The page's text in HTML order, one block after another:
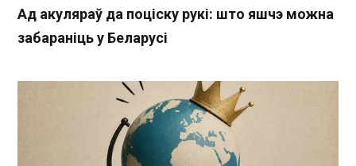
Ад акуляраў да поціску рукі: што яшчэ можна
забараніць у Беларусі